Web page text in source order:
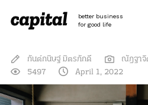
content
better business
for good life
กันต์กนิษฐ์ มิตรภักดี
ณัฎฐาจิ
5497
April 1, 2022